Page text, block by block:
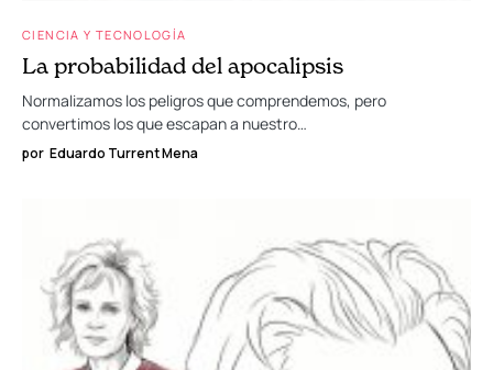
CIENCIA Y TECNOLOGÍA
La probabilidad del apocalipsis
Normalizamos los peligros que comprendemos, pero
convertimos los que escapan a nuestro…
por Eduardo Turrent Mena